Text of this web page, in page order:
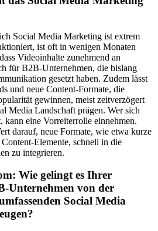
Social Media Marketing ist extrem
ist oft in wenigen Monaten
Videoinhalte zunehmend an
für B2B-Unternehmen, die bislang
gesetzt haben. Zudem lässt
und neue Content-Formate, die
gewinnen, meist zeitverzögert
Media Landschaft prägen. Wer sich
kann eine Vorreiterrolle einnehmen.
darauf, neue Formate, wie etwa kurze
Elemente, schnell in die
zu integrieren.
Wie gelingt es Ihrer
Unternehmen von der
Social Media